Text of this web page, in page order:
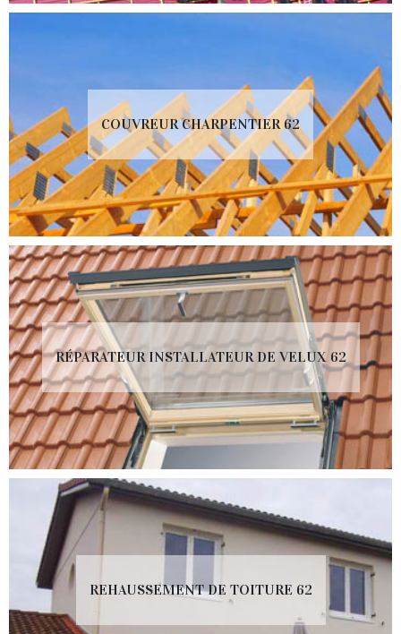
COUVREUR CHARPENTIER 62
RÉPARATEUR INSTALLATEUR DE VELUX 62
REHAUSSEMENT DE TOITURE 62